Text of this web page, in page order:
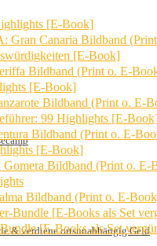
& verdiene ortsunabhängig Geld
[E-Book]
Canaria Bildband
[E-Book]
Bildband (Print o. E-
[E-Book]
Bildband (Print o. E-
99 Highlights [E-
Bildband (Print o. E-
[E-Book]
Bildband (Print o. E-
Bildband (Print o. E-
Bundle [E-Books als Set
[E-Books als Set